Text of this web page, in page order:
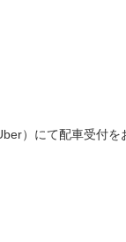
）にて配車受付を